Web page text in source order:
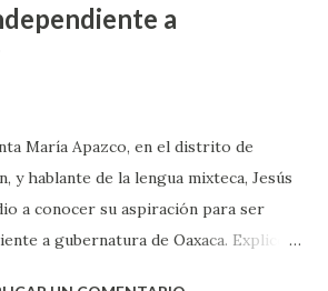
a
María Apazco, en el distrito de
y hablante de la lengua mixteca, Jesús
a conocer su aspiración para ser
a gubernatura de Oaxaca. Explicó